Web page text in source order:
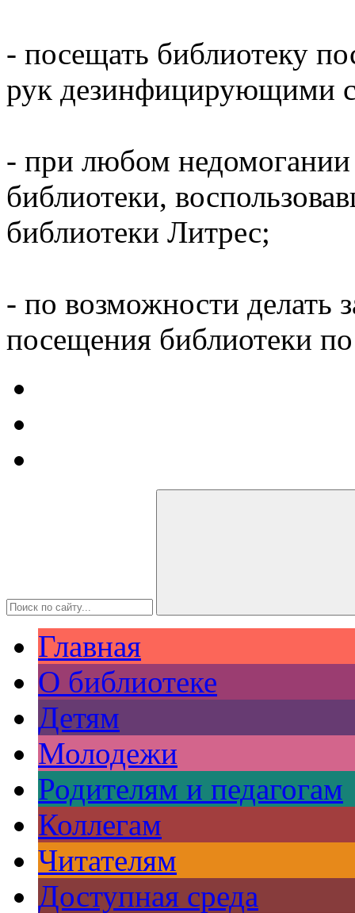
- посещать библиотеку
рук дезинфицирующими
- при любом недомогании
библиотеки,
библиотеки Литрес;
- по возможности делать
посещения библиотеки
Главная
О библиотеке
Детям
Молодежи
Родителям и педагогам
Коллегам
Читателям
Доступная среда